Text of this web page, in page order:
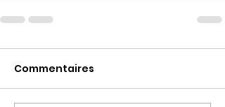
Commentaires